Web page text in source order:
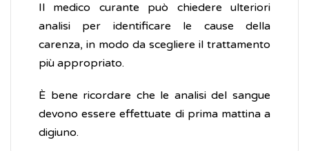
Il medico curante può chiedere ulteriori
analisi per identificare le cause della
carenza, in modo da scegliere il trattamento
più appropriato.
È bene ricordare che le analisi del sangue
devono essere effettuate di prima mattina a
digiuno.